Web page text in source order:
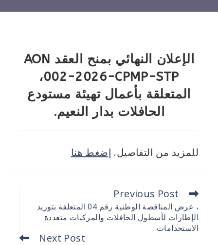
الإعلان النهائي بمنح العقد AON
002-2026-CPMP-STP،
المتعلقة بأعمال تهيئة مستودع
الحافلات بدار النعيم.
للمزيد من التفاصيل. إضغط هنا
Previous Post
، عرض المناقصة الوطنية رقم 04 المتعلقة بتوريد
الإطارات لأسطول الحافلات والمركبات متعددة
الاستخدامات.
Next Post